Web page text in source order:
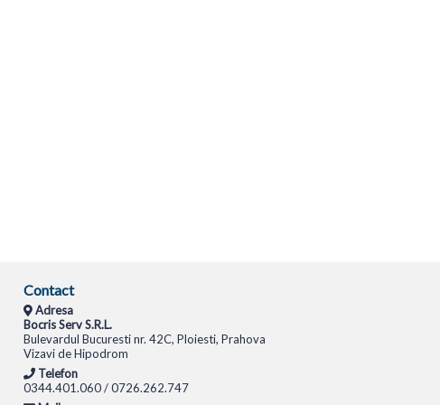
Contact
Adresa
Bocris Serv S.R.L.
Bulevardul Bucuresti nr. 42C, Ploiesti, Prahova
Vizavi de Hipodrom
Telefon
0344.401.060 / 0726.262.747